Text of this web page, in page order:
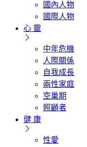
國內人物
國際人物
心 靈
中年危機
人際關係
自我成長
兩性家庭
空巢期
照顧者
健 康
性愛